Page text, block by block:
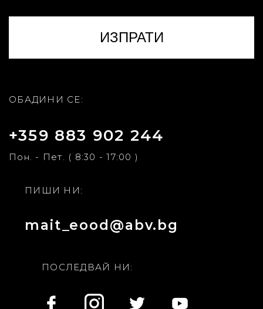
ОБАДИНИ СЕ:
+359 883 902 244
Пон. - Пет. ( 8:30 - 17:00 )
ПИШИ НИ:
mait_eood@abv.bg
ПОСЛЕДВАЙ НИ: